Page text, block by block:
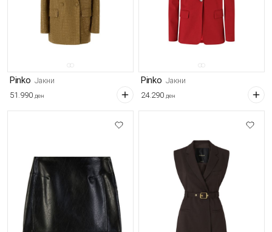
Pinko Јакни
51.990 ден
Pinko Јакни
24.290 ден